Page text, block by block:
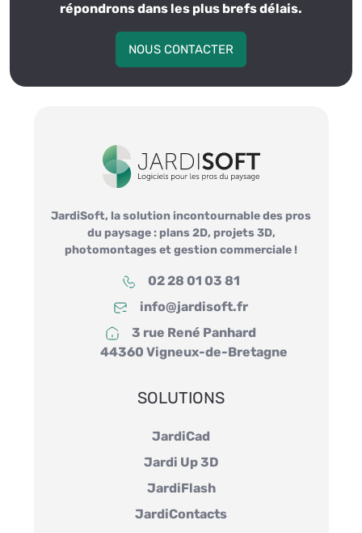
répondrons dans les plus brefs délais.
NOUS CONTACTER
JardiSoft, la solution incontournable des pros
du paysage : plans 2D, projets 3D,
photomontages et gestion commerciale !
02 28 01 03 81
info@jardisoft.fr
3 rue René Panhard
44360 Vigneux-de-Bretagne
SOLUTIONS
JardiCad
Jardi Up 3D
JardiFlash
JardiContacts